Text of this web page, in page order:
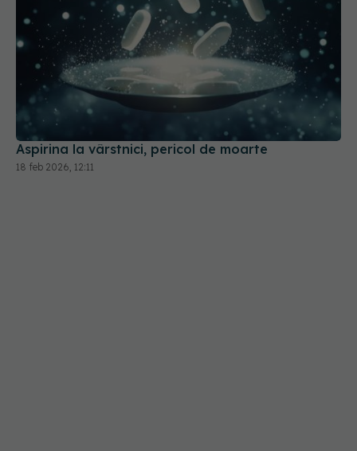
Aspirina la vârstnici, pericol de moarte
18 feb 2026, 12:11